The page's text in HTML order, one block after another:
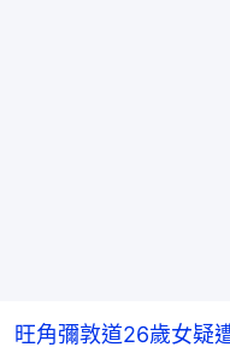
旺角彌敦道26歲女疑